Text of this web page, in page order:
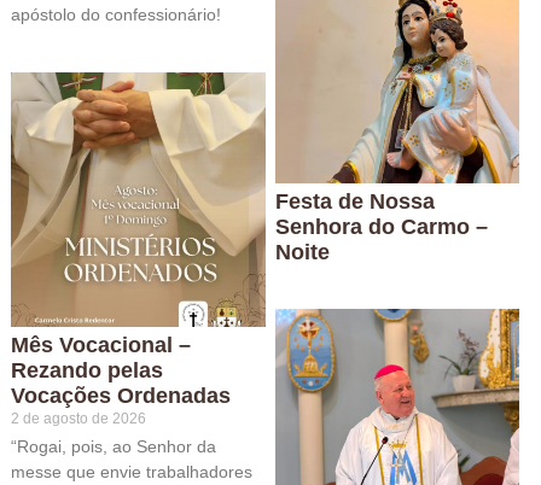
apóstolo do confessionário!
Mês Vocacional –
Rezando pelas
Vocações Ordenadas
2 de agosto de 2026
“Rogai, pois, ao Senhor da
messe que envie trabalhadores
Festa de Nossa
Senhora do Carmo –
Noite